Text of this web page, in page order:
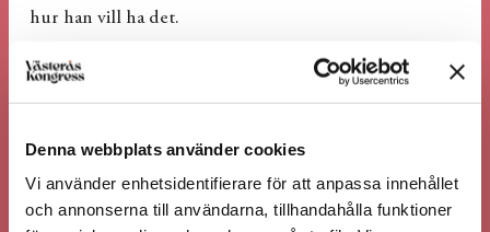
Denna webbplats använder cookies
Vi använder enhetsidentifierare för att anpassa innehållet
och annonserna till användarna, tillhandahålla funktioner
hur han vill ha det.
Han kom till Sverige som 19-åring och arbetade inom
sjukvården och med diverse städjobb. Han var en
på Stockholms universitet och något mera begåvad
som elev vid Dramatiska Institutets
radioproducentutbildning.